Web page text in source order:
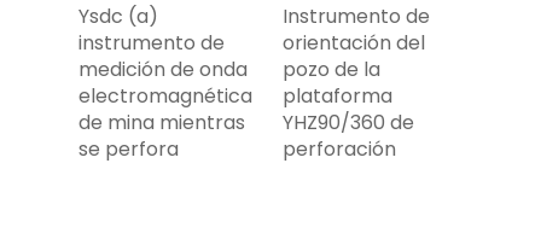
Ysdc (a)
instrumento de
medición de onda
electromagnética
de mina mientras
se perfora
Instrumento de
orientación del
pozo de la
plataforma
YHZ90/360 de
perforación